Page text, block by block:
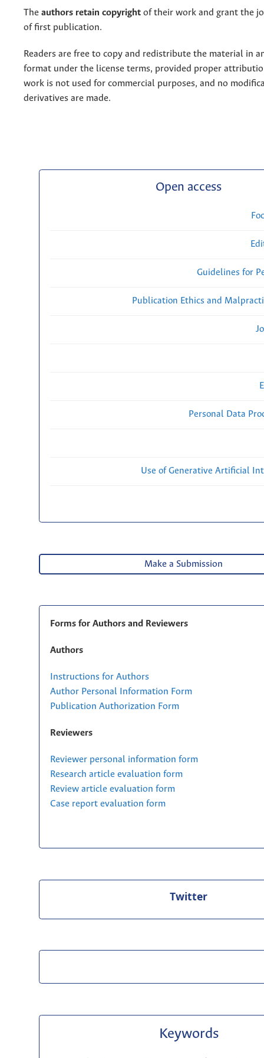
The authors retain copyright of their work and grant the
of first publication.
Readers are free to copy and redistribute the material in
format under the license terms, provided proper
work is not used for commercial purposes, and no
derivatives are made.
Open access
Guidelines for
Publication Ethics and
Personal Data
Use of Generative Artificial
Make a Submission
Forms for Authors and Reviewers
Authors
Instructions for Authors
Author Personal Information Form
Publication Authorization Form
Reviewers
Reviewer personal information form
Research article evaluation form
Review article evaluation form
Case report evaluation form
Twitter
Keywords